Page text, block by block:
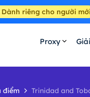
Dành riêng cho người mới
Proxy
điểm Trinidad and